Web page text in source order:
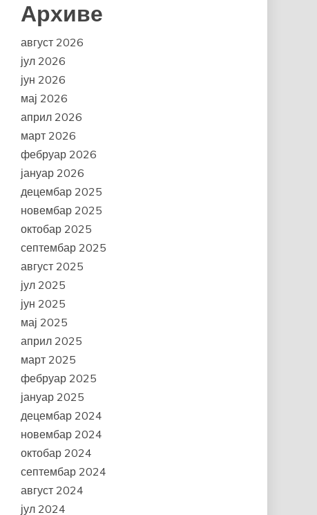
Архиве
август 2026
јул 2026
јун 2026
мај 2026
април 2026
март 2026
фебруар 2026
јануар 2026
децембар 2025
новембар 2025
октобар 2025
септембар 2025
август 2025
јул 2025
јун 2025
мај 2025
април 2025
март 2025
фебруар 2025
јануар 2025
децембар 2024
новембар 2024
октобар 2024
септембар 2024
август 2024
јул 2024